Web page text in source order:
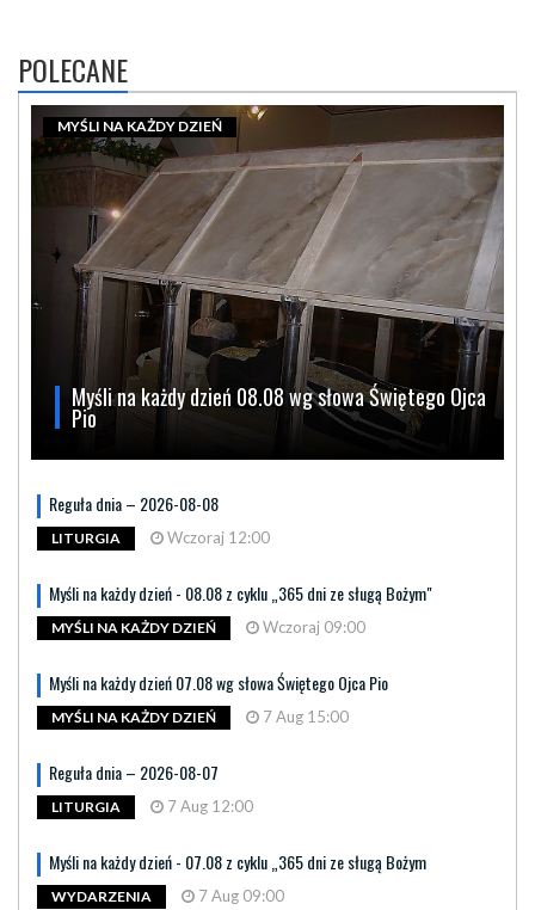
POLECANE
Myśli na każdy dzień 08.08 wg słowa Świętego Ojca
Pio
MYŚLI NA KAŻDY DZIEŃ
Reguła dnia – 2026-08-08
LITURGIA Wczoraj 12:00
Myśli na każdy dzień - 08.08 z cyklu „365 dni ze sługą Bożym"
MYŚLI NA KAŻDY DZIEŃ Wczoraj 09:00
Myśli na każdy dzień 07.08 wg słowa Świętego Ojca Pio
MYŚLI NA KAŻDY DZIEŃ 7 Aug 15:00
Reguła dnia – 2026-08-07
LITURGIA 7 Aug 12:00
Myśli na każdy dzień - 07.08 z cyklu „365 dni ze sługą Bożym
WYDARZENIA 7 Aug 09:00